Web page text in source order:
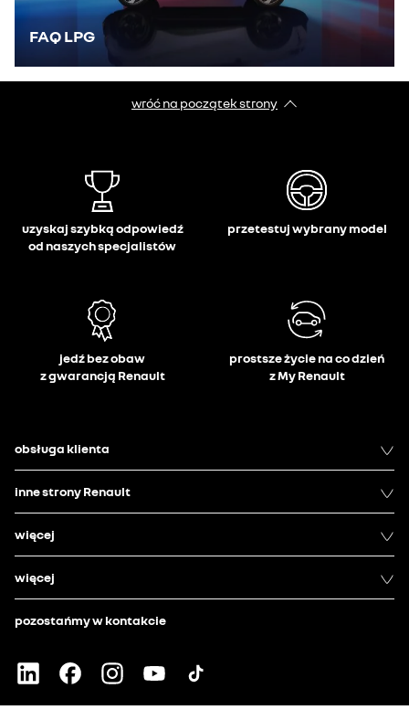
FAQ LPG
wróć na początek strony
uzyskaj szybką odpowiedź
od naszych specjalistów
przetestuj wybrany model
jedź bez obaw
z gwarancją Renault
prostsze życie na co dzień
z My Renault
obsługa klienta
inne strony Renault
więcej
więcej
pozostańmy w kontakcie